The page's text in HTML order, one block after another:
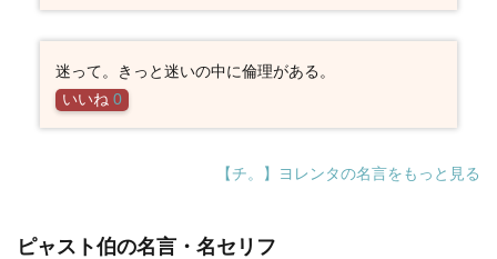
迷って。きっと迷いの中に倫理がある。
いいね 0
【チ。】ヨレンタの名言をもっと見る
ピャスト伯の名言・名セリフ